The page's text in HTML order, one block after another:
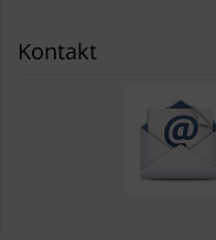
Kontakt